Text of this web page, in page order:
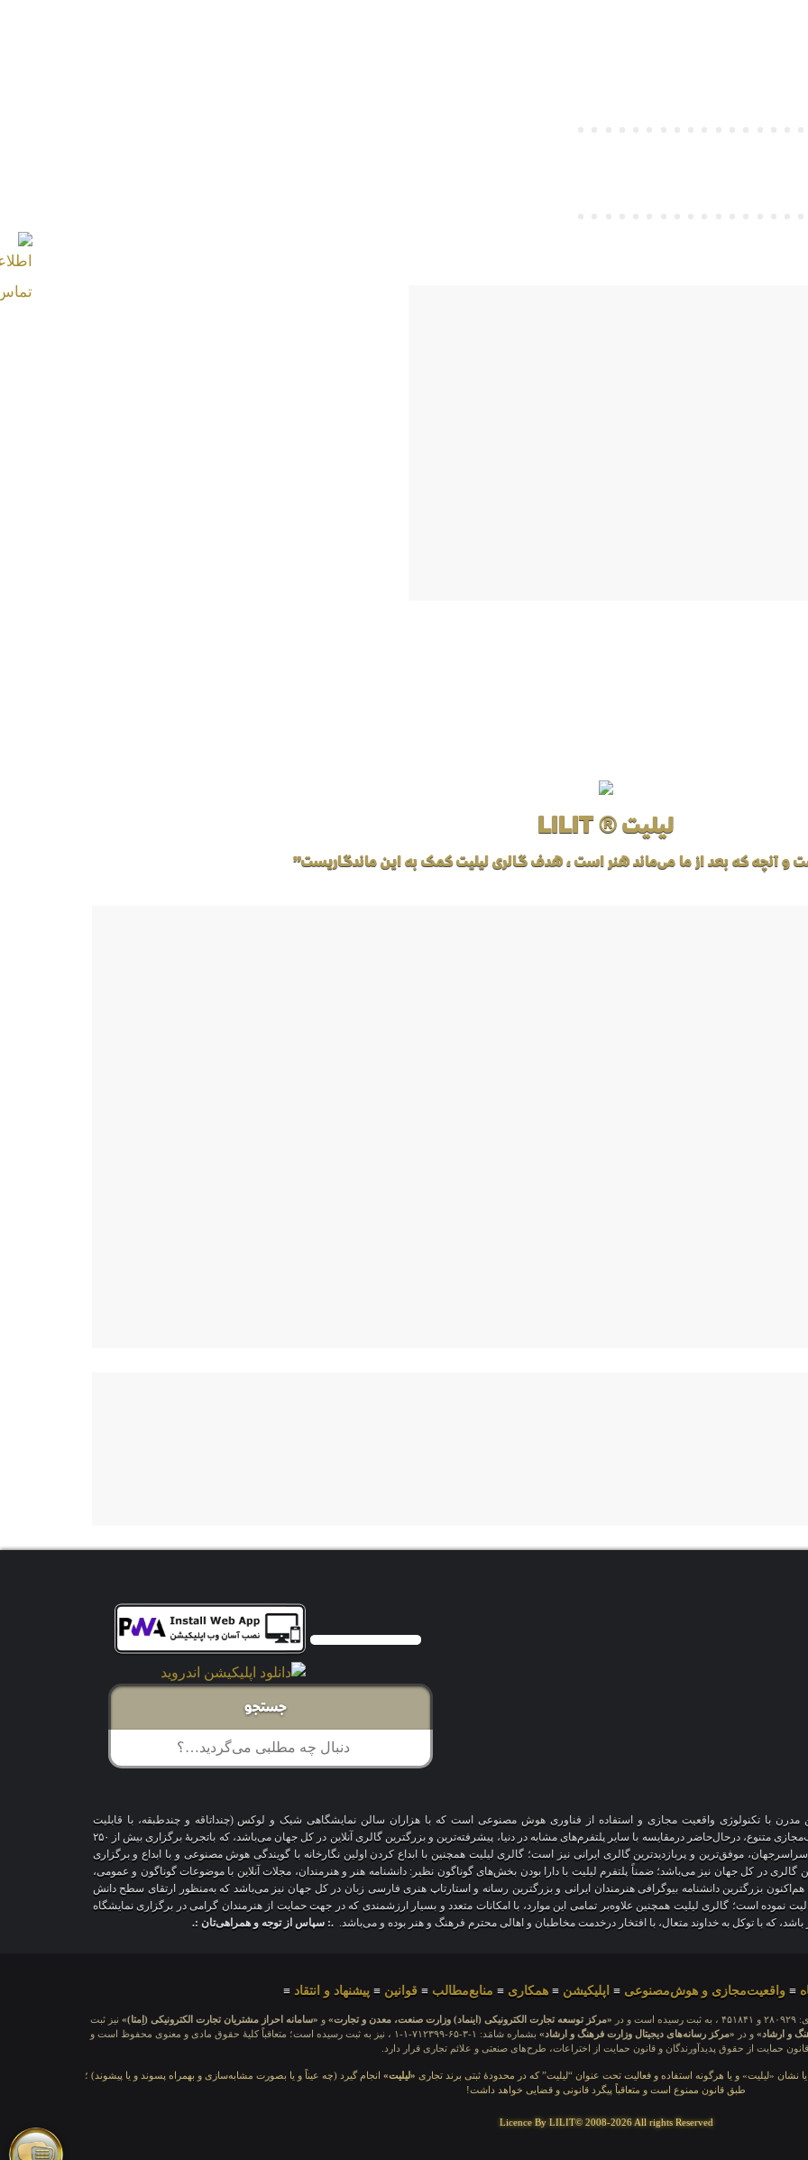
لیلیت ® LILIT
و آنچه که بعد از ما می‌ماند هنر است، هدف گالری لیلیت کمک به این ماندگاریست”
جستجو
مدرن با تکنولوژی واقعیت مجازی و استفاده از فناوری هوش مصنوعی است که با هزاران سالن نمایشگاهی شیک و لوکس (چنداتاقه و چندطبقه، با قابلیت
شخصی‌سازی و تغییر محیط، دکوراسیون و اشیاء) و با هزاران طرح قاب‌مجازی متنوع، درحال‌حاضر درمقایسه با سایر پلتفرم‌های مشابه در دنیا، پیشرفته‌ترین و بزرگترین گالری آنلاین در کل جهان می‌باشد، که باتجربهٔ برگزاری بیش از ۲۵۰
موفق‌ترین و پربازدیدترین گالری ایرانی نیز است؛ گالری لیلیت همچنین با ابداع کردن اولین نگارخانه با گویندگی هوش مصنوعی و با ابداع و برگزاری
گالری در کل جهان نیز می‌باشد؛ ضمناً پلتفرم لیلیت با دارا بودن بخش‌های گوناگون نظیر: دانشنامه هنر و هنرمندان، مجلات آنلاین با موضوعات گوناگون و عمومی،
هم‌اکنون بزرگترین دانشنامه بیوگرافی هنرمندان ایرانی و بزرگترین رسانه و استارتاپ هنری فارسی زبان در کل جهان نیز می‌باشد که به‌منظور ارتقای سطح دانش
نموده است؛ گالری لیلیت همچنین علاوه‌بر تمامی این موارد، با امکانات متعدد و بسیار ارزشمندی که در جهت حمایت از هنرمندان گرامی در برگزاری نمایشگاه
باشد، که با توکل به خداوند متعال، با افتخار درخدمت مخاطبان و اهالی محترم فرهنگ و هنر بوده و می‌باشد. .: سپاس از توجه و همراهی‌تان :.
≡واقعیت‌مجازی و هوش‌مصنوعی ≡ اپلیکیشن ≡همکاری ≡ منابع‌مطالب ≡قوانین ≡پیشنهاد و انتقاد ≡
و در «مرکز توسعه تجارت الکترونیکی (اینماد) وزارت صنعت، معدن و تجارت» و «سامانه احراز مشتریان تجارت الکترونیکی (اِمتا)» نیز ثبت
و ارشاد» و در «مرکز رسانه‌های دیجیتال وزارت فرهنگ و ارشاد»
بشماره شامَد: ۱-۳-۶۵-۷۱۲۳۹۹-۱-۱ ، نیز به ثبت رسیده است؛ متعاقباً کلیهٔ حقوق مادی و معنوی محفوظ است و
حمایت از حقوق پدیدآورندگان و قانون حمایت از اختراعات، طرح‌های صنعتی و علائم تجاری قرار دارد.
نشان «لیلیت» و یا هرگونه استفاده و فعالیت تحت عنوان “لیلیت” که در محدودهٔ ثبتی برند تجاری «لیلیت» انجام گیرد (چه عیناً و یا بصورت مشابه‌سازی و بهمراه پسوند و یا پیشوند) ؛
طبق قانون ممنوع است و متعاقباً پیگرد قانونی و قضایی خواهد داشت!
Licence By LILIT© 2008-2026 All rights Reserved